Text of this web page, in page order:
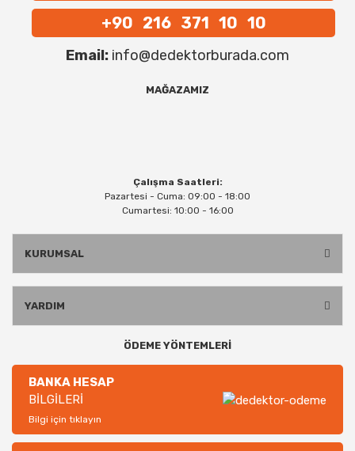
+90 216 371 10 10
Email: info@dedektorburada.com
MAĞAZAMIZ
Çalışma Saatleri:
Pazartesi - Cuma: 09:00 - 18:00
Cumartesi: 10:00 - 16:00
KURUMSAL
YARDIM
ÖDEME YÖNTEMLERİ
BANKA HESAP
BİLGİLERİ
Bilgi için tıklayın